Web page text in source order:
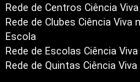
Rede de Centros Ciência Viva
Rede de Clubes Ciência Viva
Escola
Rede de Escolas Ciência Viva
Rede de Quintas Ciência Viva